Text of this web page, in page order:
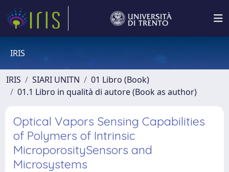
IRIS
IRIS SIARI UNITN
01 Libro (Book)
01.1 Libro in qualità di autore (Book as author)
Optical Vapors Sensing Capabilities
of Polymers of Intrinsic
MicroporositySensors and
Microsystems